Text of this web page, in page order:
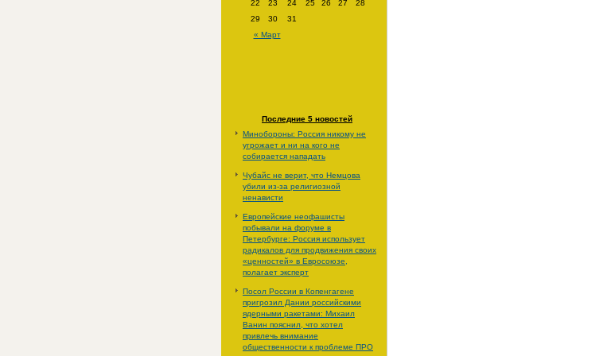
« Март
22 23 24 25 26 27
28
29
30 31
Последние 5 новостей
Минобороны: Россия никому не
угрожает и ни на кого не
собирается нападать
Чубайс не верит, что Немцова
убили из-за религиозной
ненависти
Европейские неофашисты
побывали на форуме в
Петербурге: Россия использует
радикалов для продвижения своих
«ценностей» в Евросоюзе,
полагает эксперт
Посол России в Копенгагене
пригрозил Дании российскими
ядерными ракетами: Михаил
Ванин пояснил, что хотел
привлечь внимание
общественности к проблеме ПРО